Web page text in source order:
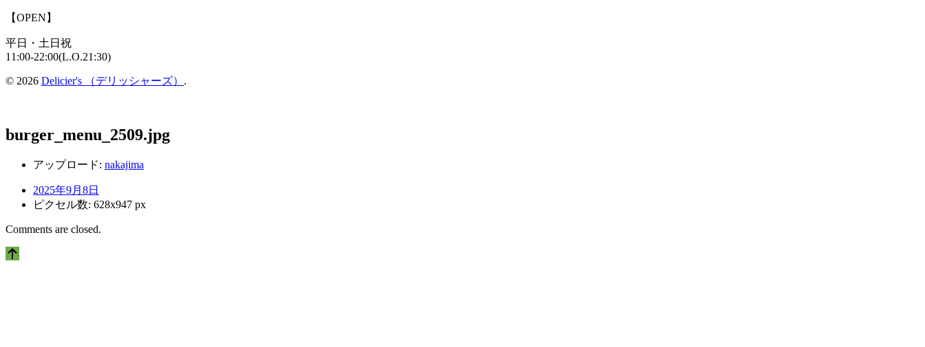
【OPEN】
平日・土日祝
11:00-22:00(L.O.21:30)
© 2026 Delicier's （デリッシャーズ） .
burger_menu_2509.jpg
アップロード: nakajima
2025年9月8日
ピクセル数: 628x947 px
Comments are closed.